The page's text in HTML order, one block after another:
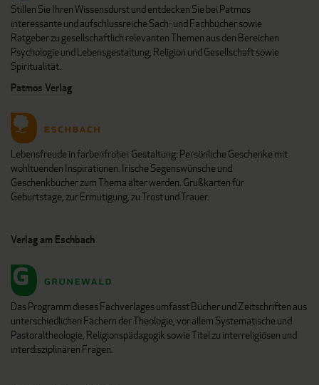
Stillen Sie Ihren Wissensdurst und entdecken Sie bei Patmos
interessante und aufschlussreiche Sach- und Fachbücher sowie
Ratgeber zu gesellschaftlich relevanten Themen aus den Bereichen
Psychologie und Lebensgestaltung, Religion und Gesellschaft sowie
Spiritualität.
Patmos Verlag
Lebensfreude in farbenfroher Gestaltung: Persönliche Geschenke mit
wohltuenden Inspirationen. Irische Segenswünsche und
Geschenkbücher zum Thema älter werden. Grußkarten für
Geburtstage, zur Ermutigung, zu Trost und Trauer.
Verlag am Eschbach
Das Programm dieses Fachverlages umfasst Bücher und Zeitschriften aus
unterschiedlichen Fächern der Theologie, vor allem Systematische und
Pastoraltheologie, Religionspädagogik sowie Titel zu interreligiösen und
interdisziplinären Fragen.